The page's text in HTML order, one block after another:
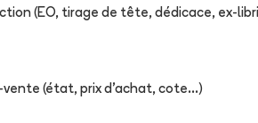
(EO, tirage de tête, dédicace, ex-
(état, prix d'achat, cote...)